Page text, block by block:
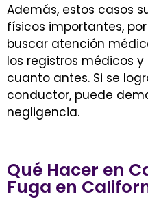
Además, estos casos
físicos importantes,
buscar atención
los registros médicos
cuanto antes. Si se
conductor, puede
negligencia.
Qué Hacer en
Fuga en